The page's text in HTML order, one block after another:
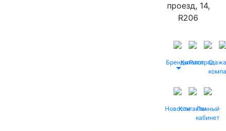
проезд, 14,
R206
БрендыКаталог
Распродажа
О
НовостиКонтактыЛичный
кабинет